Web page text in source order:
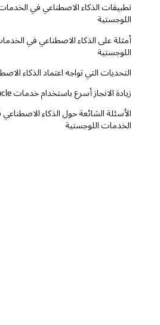
تطبيقات الذكاء الاصطناعي في
اللوجستية
أمثلة على الذكاء الاصطناعي في
اللوجستية
التحديات التي تواجه اعتماد الذكاء
زيادة الانجاز أسرع باستخدام خدمات Oracle
الأسئلة الشائعة حول الذكاء
الخدمات اللوجستية